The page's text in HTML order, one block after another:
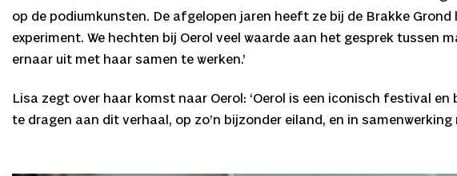
op de podiumkunsten. De afgelopen jaren heeft ze bij de Brakke
experiment. We hechten bij Oerol veel waarde aan het gesprek tussen
ernaar uit met haar samen te werken.’
Lisa zegt over haar komst naar Oerol: ‘Oerol is een iconisch festival
te dragen aan dit verhaal, op zo’n bijzonder eiland, en in